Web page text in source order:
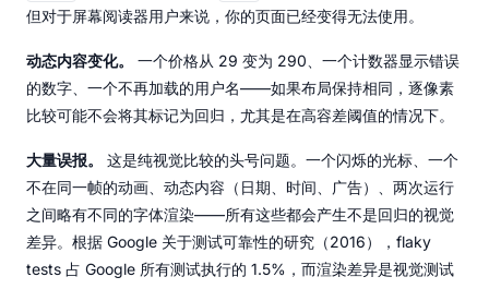
但对于屏幕阅读器用户来说，你的页面已经变得无法使用。
动态内容变化。
一个价格从 29 变为 290、一个计数器显示错误
的数字、一个不再加载的用户名——如果布局保持相同，逐像素
比较可能不会将其标记为回归，尤其是在高容差阈值的情况下。
大量误报。
这是纯视觉比较的头号问题。一个闪烁的光标、一个
不在同一帧的动画、动态内容（日期、时间、广告）、两次运行
之间略有不同的字体渲染——所有这些都会产生不是回归的视觉
差异。根据 Google 关于测试可靠性的研究（2016），flaky
tests 占 Google 所有测试执行的 1.5%，而渲染差异是视觉测试